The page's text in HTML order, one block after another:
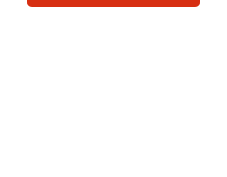
料込み1800円）の値段を下げるよう求められ、「譲歩もし